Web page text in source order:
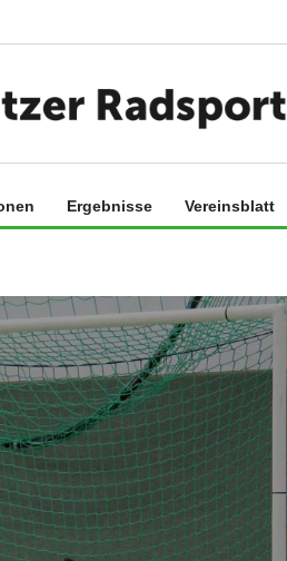
Ergebnisse Vereinsblatt